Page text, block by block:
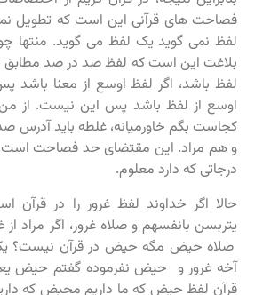
فصاحت های قرآنی این است که تطویل
لفظ نمی گوید یک لفظ می گوید.
بلاغت این است که لفظ صد در صد مطابق
لفظ باشد، اگر لفظ اوسع از معنا باشد
اوسع از لفظ باشد پس این نیست. از
کجاست بگم خاورمیانه، غلطه باید آدرس
و هم مراد. این مقتضای حد فصاحت است.
درجاتی که دارد معلوم.
حالا اگر خداوند لفظ غرور را در قرآن
یتربسن بانفسهم و صلاه غرور، اگر مراد
صلاه حیض مگه حیض در قرآن نیست؟
آخه غرور و حیض نفرموده گفتم حیض
قرآن لفظ حیض که ما داریم محیض که